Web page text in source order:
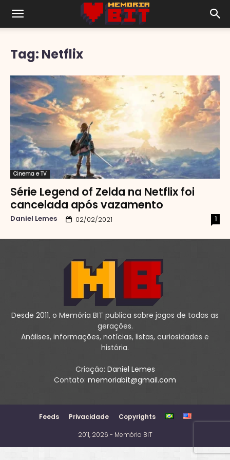
Tag: Netflix
Cinema e TV
Série Legend of Zelda na Netflix foi
cancelada após vazamento
Daniel Lemes 02/02/2021 1
Desde 2011, o Memória BIT publica sobre jogos de todas as
gerações.
Análises, informações, notícias, listas, curiosidades e
história.
Criação: Daniel Lemes
Contato: memoriabit@gmail.com
Feeds Privacidade Copyrights
2011, 2026 - Memória BIT